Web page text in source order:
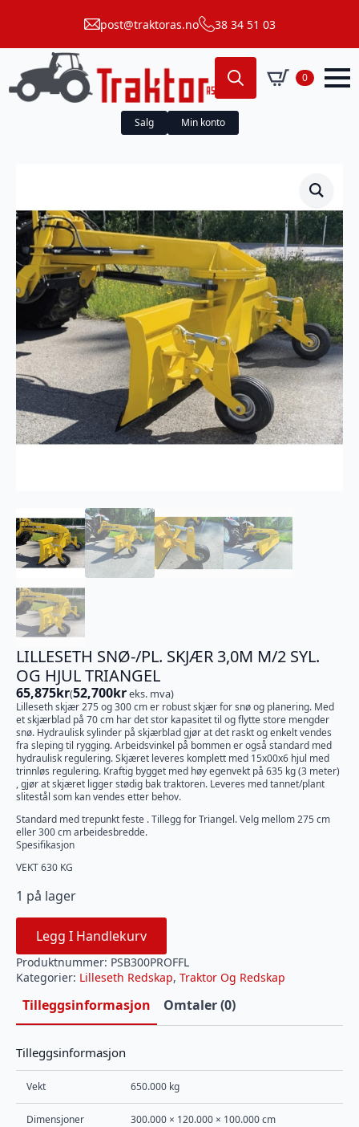
post@traktoras.no 38 34 51 03
Search
for:
0
Salg Min konto
LILLESETH SNØ-/PL. SKJÆR 3,0M M/2 SYL.
OG HJUL TRIANGEL
65,875kr(52,700kreks. mva)
Lilleseth skjær 275 og 300 cm er robust skjær for snø og planering. Med
et skjærblad på 70 cm har det stor kapasitet til og flytte store mengder
snø. Hydraulisk sylinder på skjærblad gjør at det raskt og enkelt vendes
fra sleping til rygging. Arbeidsvinkel på bommen er også standard med
hydraulisk regulering. Skjæret leveres komplett med 15x00x6 hjul med
trinnløs regulering. Kraftig bygget med høy egenvekt på 635 kg (3 meter)
, gjør at skjæret ligger stødig bak traktoren. Leveres med tannet/plant
slitestål som kan vendes etter behov.
Standard med trepunkt feste . Tillegg for Triangel. Velg mellom 275 cm
eller 300 cm arbeidesbredde.
Spesifikasjon
VEKT 630 KG
1 på lager
Legg I Handlekurv
Produktnummer: PSB300PROFFL
Kategorier: Lilleseth Redskap, Traktor Og Redskap
Tilleggsinformasjon Omtaler (0)
Tilleggsinformasjon
Vekt 650.000 kg
Dimensjoner 300.000 × 120.000 × 100.000 cm